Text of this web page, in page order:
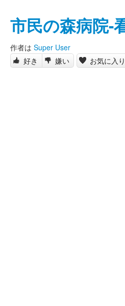
市民の森病院-
作者は Super User
好き
嫌い お気に入り